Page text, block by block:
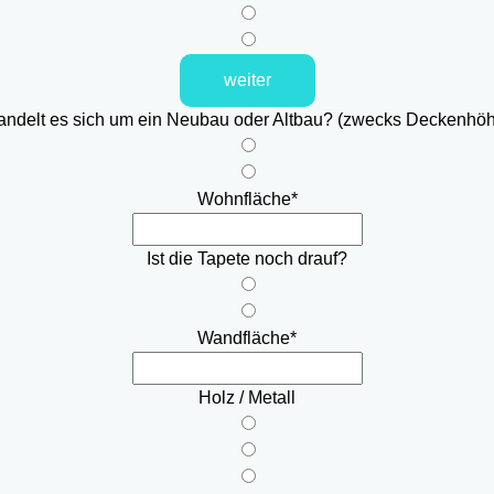
weiter
es sich um ein Neubau oder Altbau? (zwecks
Wohnfläche*
Ist die Tapete noch drauf?
Wandfläche*
Holz / Metall